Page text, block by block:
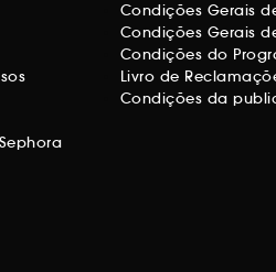
Condições Gerais
Condições Gerais
Condições do
Livro de
Condições da